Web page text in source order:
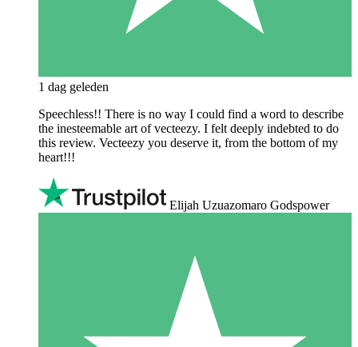
1 dag geleden
Speechless!! There is no way I could find a word to describe
the inesteemable art of vecteezy. I felt deeply indebted to do
this review. Vecteezy you deserve it, from the bottom of my
heart!!!
Elijah Uzuazomaro Godspower